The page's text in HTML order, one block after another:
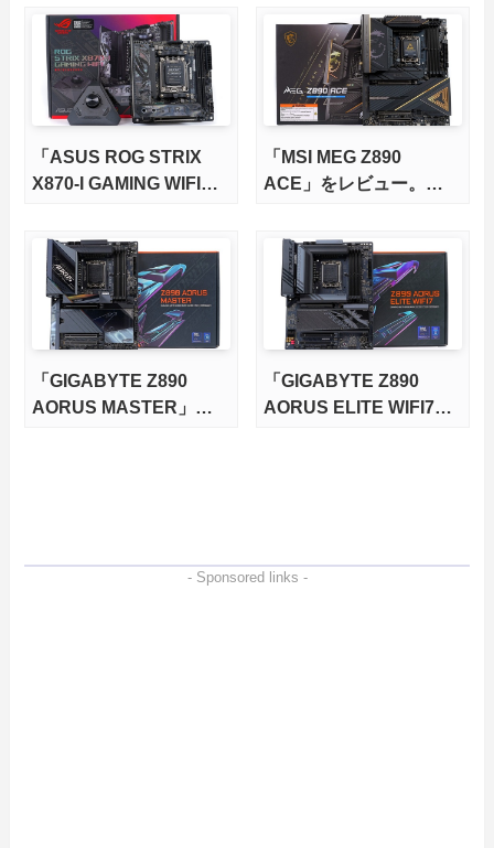
機能を多数搭載した最新
マザーボードを徹底検証
も200W超のCPU負荷も
余裕で冷やす！
「ASUS ROG STRIX
X870-I GAMING WIFI」
も200W超のCPU負荷も
余裕で冷やす！
「MSI MEG Z890
ACE」をレビュー。
WiFi7など全部入りなハ
イエンドATXマザーボー
ドを徹底検証
「GIGABYTE Z890
AORUS MASTER」を
「GIGABYTE Z890
AORUS ELITE WIFI7」
- Sponsored links -